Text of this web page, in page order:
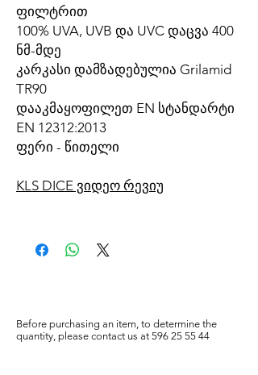
ფილტრით
100% UVA, UVB და UVC დაცვა 400
ნმ-მდე
კარკასი დამზადებულია Grilamid
TR90
დააკმაყოფილეთ EN სტანდარტი
EN 12312:2013
ფერი - წითელი
KLS DICE ვიდეო რევიუ
Before purchasing an item, to determine the
quantity, please contact us at 596 25 55 44